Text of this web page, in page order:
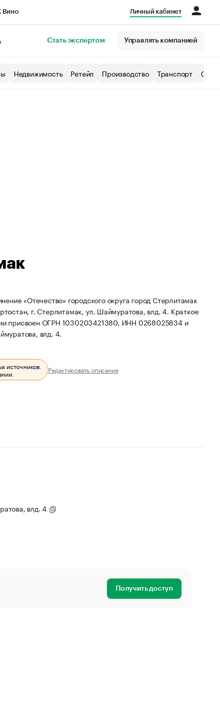
Вино Личный кабинет
Стать экспертом Управлять компанией
Недвижимость Ретейл Производство Транспорт
«Отечество» городского округа город Стерлитамак
г. Стерлитамак, ул. Шаймуратова, влд. 4. Краткое
присвоен ОГРН 1030203421380, ИНН 0268025834 и
влд. 4.
источников. Редактировать описание
влд. 4
Получить доступ